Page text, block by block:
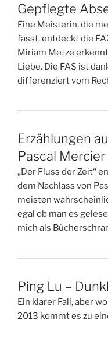
Gepflegte
Eine Meisterin, die
fasst, entdeckt die
Miriam Metze
Liebe. Die FAS ist
differenziert vom
Erzählungen
Pascal Mercier
„Der Fluss der Zeit“
dem Nachlass von
meisten
egal ob man es
mich als
Ping Lu –
Ein klarer Fall, aber
2013 kommt es zu